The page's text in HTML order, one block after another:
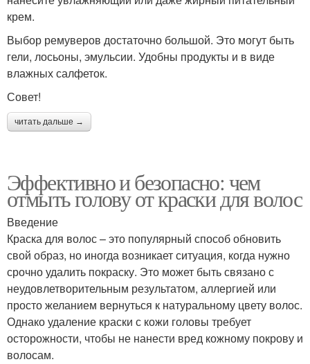
крем.
Выбор ремуверов достаточно большой. Это могут быть
гели, лосьоны, эмульсии. Удобны продукты и в виде
влажных салфеток.
Совет!
читать дальше →
Эффективно и безопасно: чем
отмыть голову от краски для волос
Введение
Краска для волос – это популярный способ обновить
свой образ, но иногда возникает ситуация, когда нужно
срочно удалить покраску. Это может быть связано с
неудовлетворительным результатом, аллергией или
просто желанием вернуться к натуральному цвету волос.
Однако удаление краски с кожи головы требует
осторожности, чтобы не нанести вред кожному покрову и
волосам.